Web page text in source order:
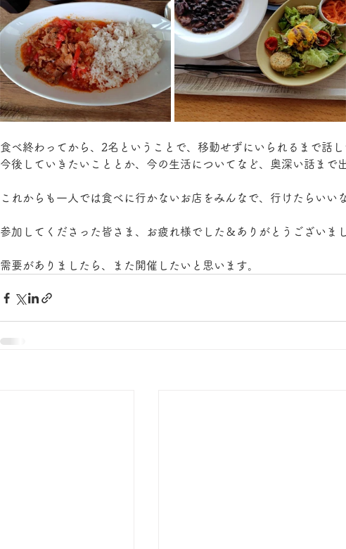
食べ終わってから、2名ということで、移動せずにいられるまで話し
今後していきたいこととか、今の生活についてなど、奥深い話まで
これからも一人では食べに行かないお店をみんなで、行けたらいい
参加してくださった皆さま、お疲れ様でした＆ありがとうございまし
需要がありましたら、また開催したいと思います。